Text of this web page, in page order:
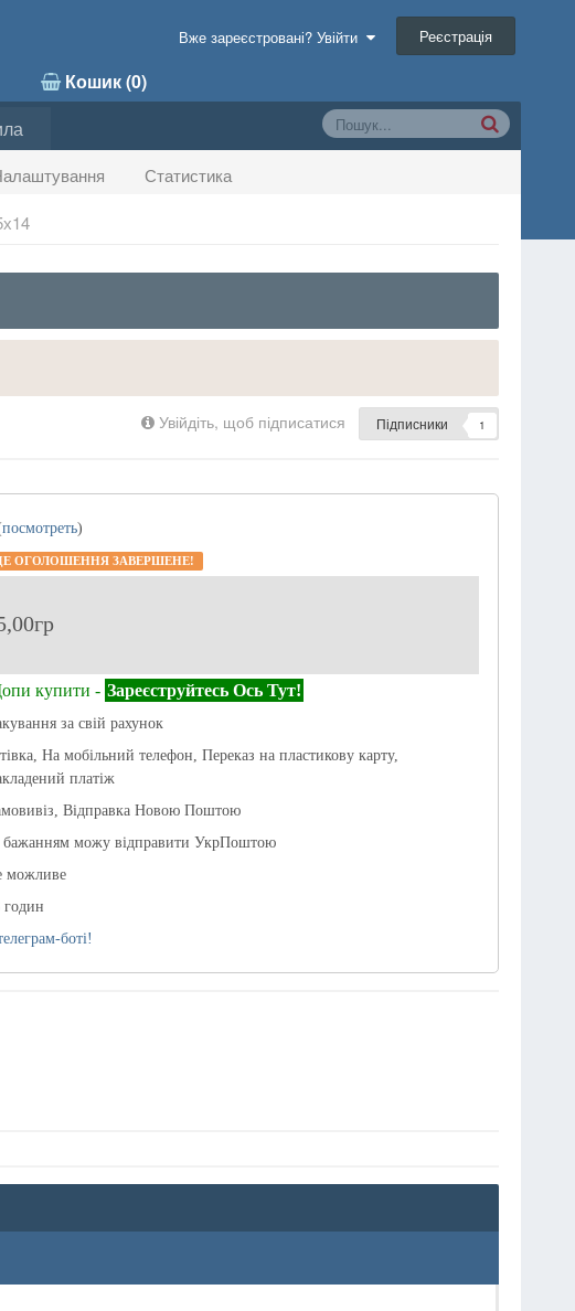
Кошик (0)
Вже зареєстровані? Увійти Реєстрація
Статистика
Увійдіть, щоб підписатися Підписники 1
посмотреть)
ОГОЛОШЕННЯ ЗАВЕРШЕНЕ!
купити - Зареєструйтесь Ось Тут!
за свій рахунок
На мобільний телефон, Переказ на пластикову карту,
платіж
Відправка Новою Поштою
бажанням можу відправити УкрПоштою
можливе
годин
боті!